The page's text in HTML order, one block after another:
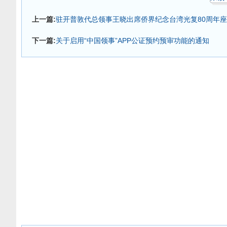
上一篇:驻开普敦代总领事王晓出席侨界纪念台湾光复80周年
下一篇:关于启用“中国领事”APP公证预约预审功能的通知